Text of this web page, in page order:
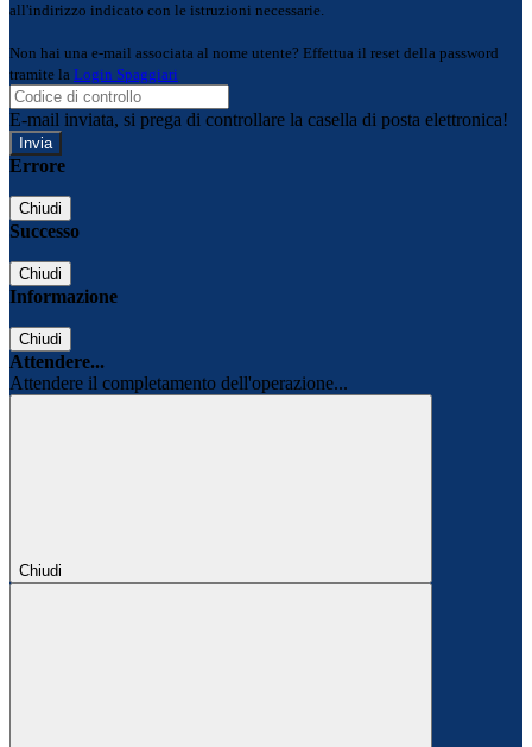
all'indirizzo indicato con le istruzioni necessarie.
Non hai una e-mail associata al nome utente? Effettua il reset della password
tramite la Login Spaggiari
E-mail inviata, si prega di controllare la casella di posta elettronica!
Errore
Chiudi
Successo
Chiudi
Informazione
Chiudi
Attendere...
Attendere il completamento dell'operazione...
Chiudi